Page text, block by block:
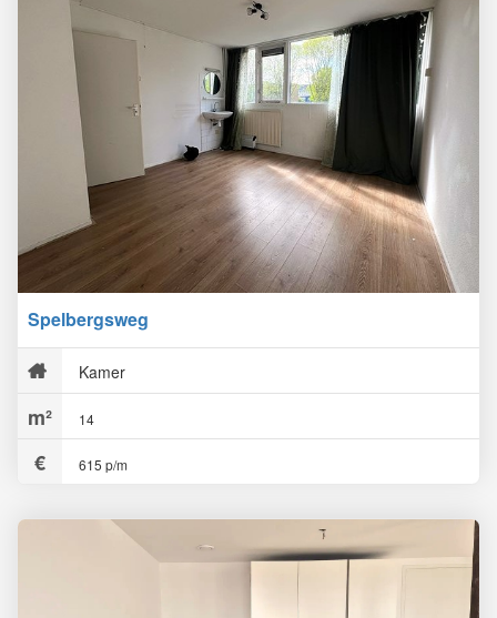
Spelbergsweg
Kamer
14
615 p/m